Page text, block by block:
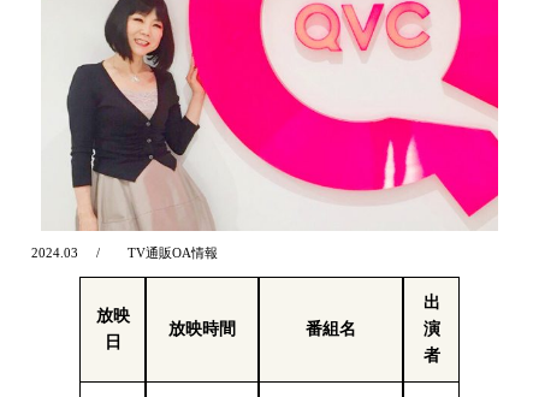
2024.03 TV通販OA情報
放映
日
放映時間 番組名
出
演
者